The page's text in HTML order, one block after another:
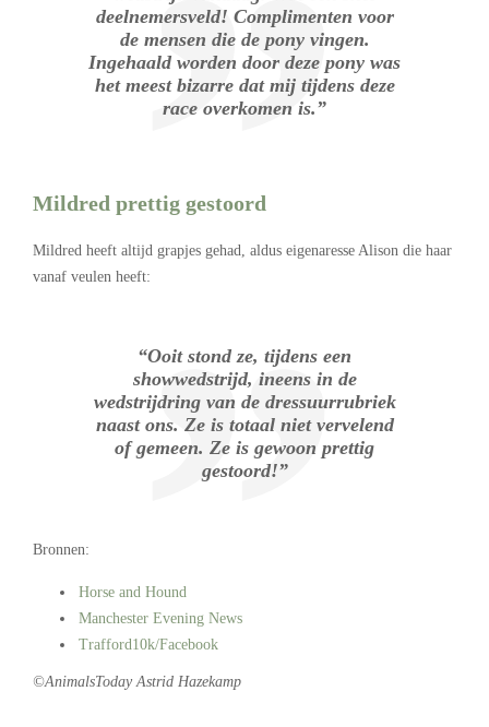
deelnemersveld! Complimenten voor
de mensen die de pony vingen.
Ingehaald worden door deze pony was
het meest bizarre dat mij tijdens deze
race overkomen is.”
Mildred prettig gestoord
Mildred heeft altijd grapjes gehad, aldus eigenaresse Alison die haar
vanaf veulen heeft:
“Ooit stond ze, tijdens een
showwedstrijd, ineens in de
wedstrijdring van de dressuurrubriek
naast ons. Ze is totaal niet vervelend
of gemeen. Ze is gewoon prettig
gestoord!”
Bronnen:
Horse and Hound
Manchester Evening News
Trafford10k/Facebook
©AnimalsToday Astrid Hazekamp